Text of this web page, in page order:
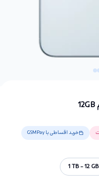
خرید اقساطی با GSMPay
1 TB - 12 GB